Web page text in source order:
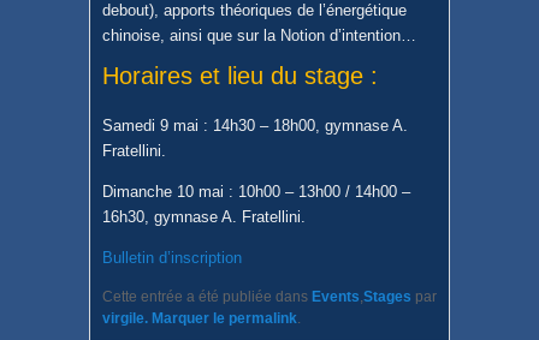
debout), apports théoriques de l’énergétique
chinoise, ainsi que sur la Notion d’intention…
Horaires et lieu du stage :
Samedi 9 mai : 14h30 – 18h00, gymnase A.
Fratellini.
Dimanche 10 mai : 10h00 – 13h00 / 14h00 –
16h30, gymnase A. Fratellini.
Bulletin d’inscription
Cette entrée a été publiée dans Events,Stages par
virgile. Marquer le permalink.